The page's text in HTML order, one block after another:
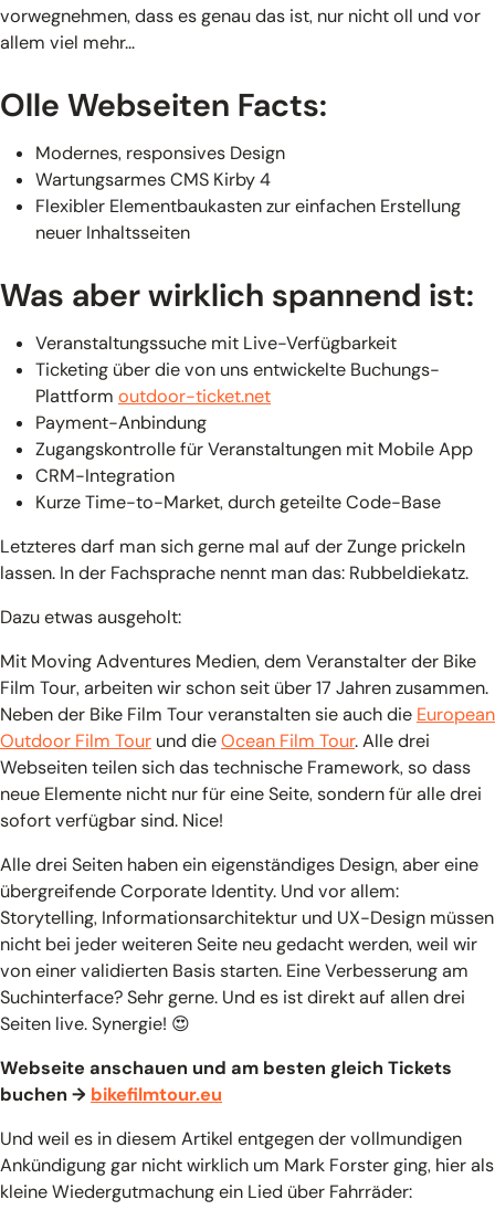
vorwegnehmen, dass es genau das ist, nur nicht oll und vor
allem viel mehr…
Olle Webseiten Facts:
Modernes, responsives Design
Wartungsarmes CMS Kirby 4
Flexibler Elementbaukasten zur einfachen Erstellung
neuer Inhaltsseiten
Was aber wirklich spannend ist:
Veranstaltungssuche mit Live-Verfügbarkeit
Ticketing über die von uns entwickelte Buchungs-
Plattform outdoor-ticket.net
Payment-Anbindung
Zugangskontrolle für Veranstaltungen mit Mobile App
CRM-Integration
Kurze Time-to-Market, durch geteilte Code-Base
Letzteres darf man sich gerne mal auf der Zunge prickeln
lassen. In der Fachsprache nennt man das: Rubbeldiekatz.
Dazu etwas ausgeholt:
Mit Moving Adventures Medien, dem Veranstalter der Bike
Film Tour, arbeiten wir schon seit über 17 Jahren zusammen.
Neben der Bike Film Tour veranstalten sie auch die European
Outdoor Film Tour und dieOcean Film Tour. Alle drei
Webseiten teilen sich das technische Framework, so dass
neue Elemente nicht nur für eine Seite, sondern für alle drei
sofort verfügbar sind. Nice!
Alle drei Seiten haben ein eigenständiges Design, aber eine
übergreifende Corporate Identity. Und vor allem:
Storytelling, Informationsarchitektur und UX-Design müssen
nicht bei jeder weiteren Seite neu gedacht werden, weil wir
von einer validierten Basis starten. Eine Verbesserung am
Suchinterface? Sehr gerne. Und es ist direkt auf allen drei
Seiten live. Synergie! 😍
Webseite anschauen und am besten gleich Tickets
buchen → bikefilmtour.eu
Und weil es in diesem Artikel entgegen der vollmundigen
Ankündigung gar nicht wirklich um Mark Forster ging, hier als
kleine Wiedergutmachung ein Lied über Fahrräder: